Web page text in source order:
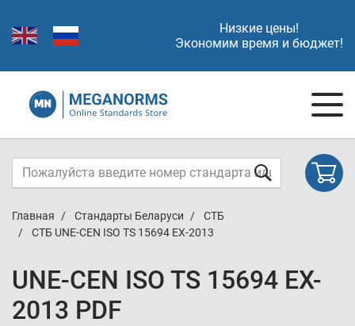
Низкие цены!
Экономим время и бюджет!
Главная Стандарты Беларуси
СТБ
СТБ UNE-CEN ISO TS 15694 EX-2013
UNE-CEN ISO TS 15694 EX-
2013 PDF